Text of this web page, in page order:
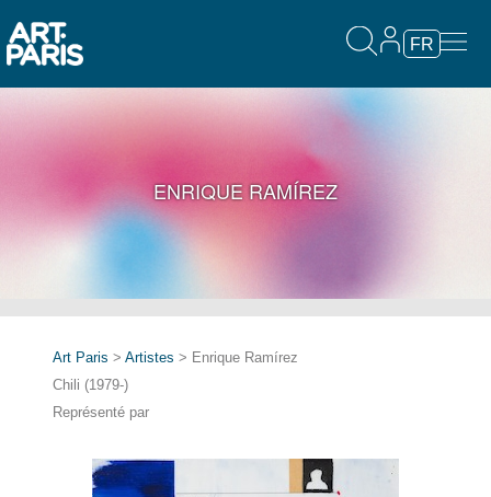
FR
ENRIQUE RAMÍREZ
Art Paris > Artistes > Enrique Ramírez
Chili (1979-)
Représenté par